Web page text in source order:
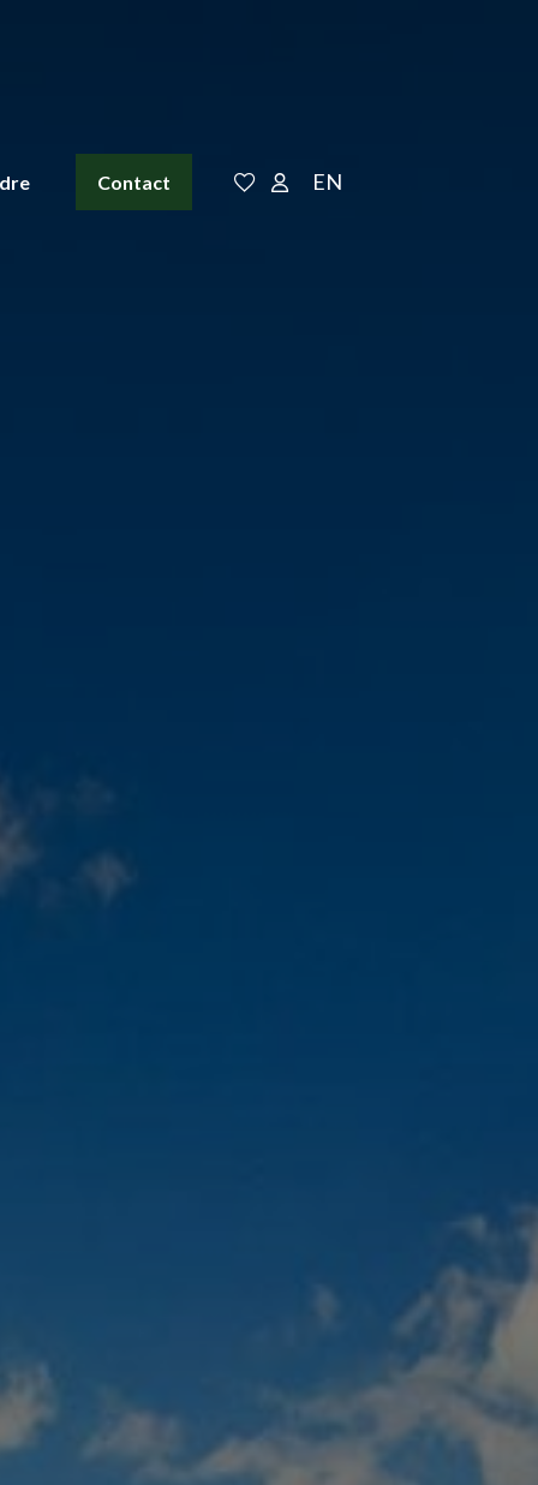
Contact EN